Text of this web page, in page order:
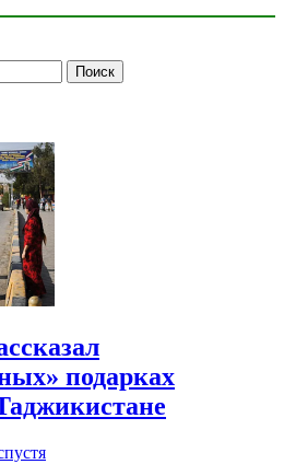
подарках